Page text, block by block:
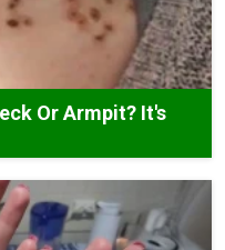
Or Armpit? It's